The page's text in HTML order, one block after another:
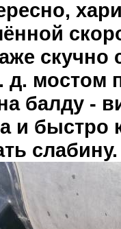
д. мостом
балду -
и быстро